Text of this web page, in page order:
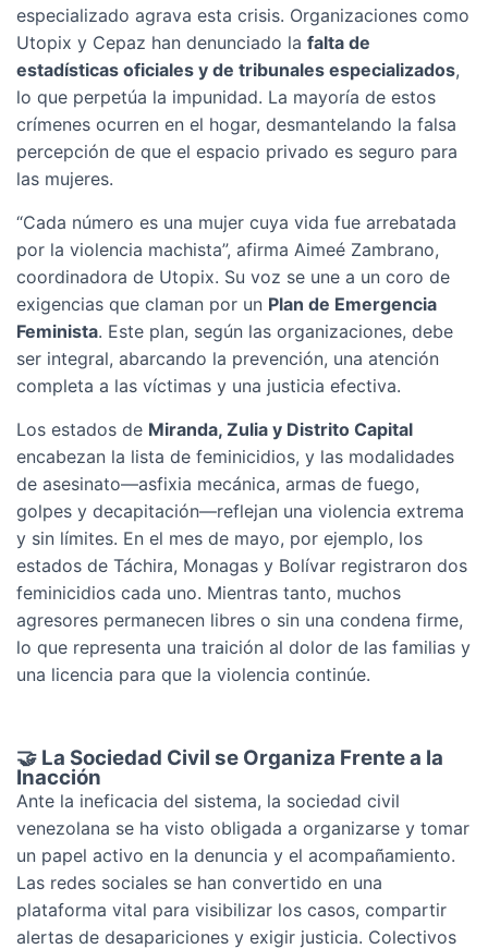
especializado agrava esta crisis. Organizaciones como
Utopix y Cepaz han denunciado la falta de
estadísticas oficiales y de tribunales especializados,
lo que perpetúa la impunidad. La mayoría de estos
crímenes ocurren en el hogar, desmantelando la falsa
percepción de que el espacio privado es seguro para
las mujeres.
“Cada número es una mujer cuya vida fue arrebatada
por la violencia machista”, afirma Aimeé Zambrano,
coordinadora de Utopix. Su voz se une a un coro de
exigencias que claman por un Plan de Emergencia
Feminista. Este plan, según las organizaciones, debe
ser integral, abarcando la prevención, una atención
completa a las víctimas y una justicia efectiva.
Los estados de Miranda, Zulia y Distrito Capital
encabezan la lista de feminicidios, y las modalidades
de asesinato—asfixia mecánica, armas de fuego,
golpes y decapitación—reflejan una violencia extrema
y sin límites. En el mes de mayo, por ejemplo, los
estados de Táchira, Monagas y Bolívar registraron dos
feminicidios cada uno. Mientras tanto, muchos
agresores permanecen libres o sin una condena firme,
lo que representa una traición al dolor de las familias y
una licencia para que la violencia continúe.
🤝 La Sociedad Civil se Organiza Frente a la
Inacción
Ante la ineficacia del sistema, la sociedad civil
venezolana se ha visto obligada a organizarse y tomar
un papel activo en la denuncia y el acompañamiento.
Las redes sociales se han convertido en una
plataforma vital para visibilizar los casos, compartir
alertas de desapariciones y exigir justicia. Colectivos